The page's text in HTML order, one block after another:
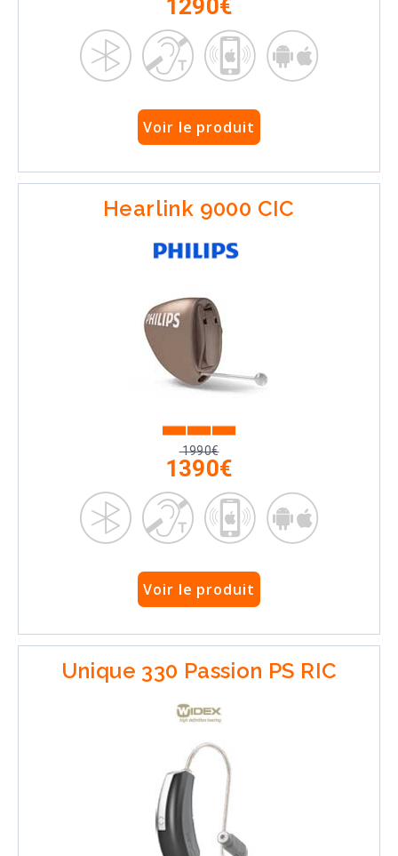
1290€
Voir le produit
Hearlink 9000 CIC
1990€
1390€
Voir le produit
Unique 330 Passion PS RIC